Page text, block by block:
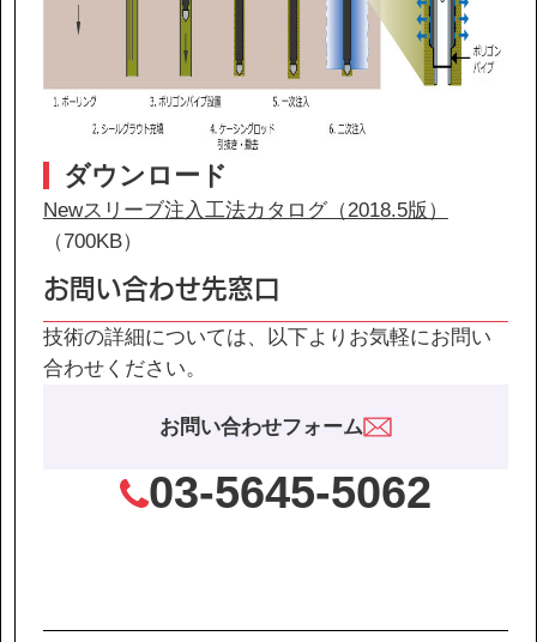
ダウンロード
Newスリーブ注入工法カタログ（2018.5版）
（700KB）
お問い合わせ先窓口
技術の詳細については、以下よりお気軽にお問い
合わせください。
お問い合わせフォーム
03-5645-5062